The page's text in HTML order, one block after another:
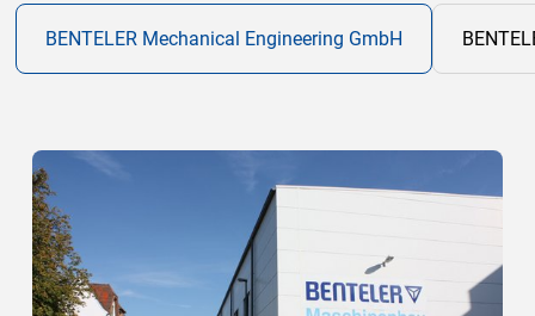
BENTELER Mechanical Engineering GmbH